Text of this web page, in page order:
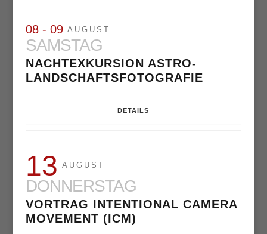
08 - 09 AUGUST
SAMSTAG
NACHTEXKURSION ASTRO-
LANDSCHAFTSFOTOGRAFIE
DETAILS
13 AUGUST
DONNERSTAG
VORTRAG INTENTIONAL CAMERA
MOVEMENT (ICM)